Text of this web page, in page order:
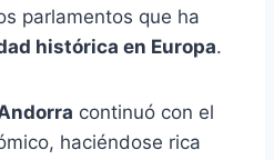
parlamentos que ha
histórica en Europa.
continuó con el
haciéndose rica